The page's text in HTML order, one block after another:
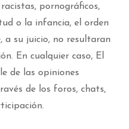
pornográficos,
o la infancia, el orden
a su juicio, no resultaran
En cualquier caso, El
de las opiniones
de los foros, chats,